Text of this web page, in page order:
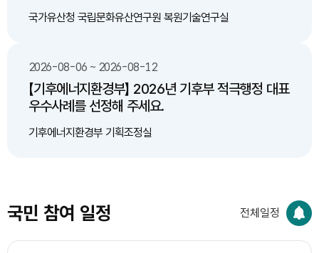
국가유산청 국립문화유산연구원 복원기술연구실
2026-08-06 ~ 2026-08-12
【기후에너지환경부】 2026년 기후부 적극행정 대표
우수사례를 선정해 주세요.
기후에너지환경부 기획조정실
국민 참여 일정 전체일정